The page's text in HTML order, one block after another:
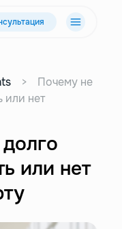
>
Почему не
или нет
или нет